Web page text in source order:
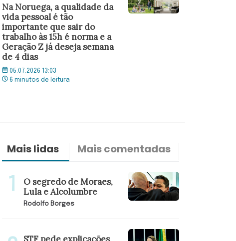
Na Noruega, a qualidade da
vida pessoal é tão
importante que sair do
trabalho às 15h é norma e a
Geração Z já deseja semana
de 4 dias
05.07.2026 13:03
6 minutos de leitura
Mais lidas Mais comentadas
O segredo de Moraes,
Lula e Alcolumbre
Rodolfo Borges